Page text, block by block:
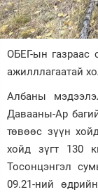
Энтертайнмэнт
Зурхай
ОБЕГ-ын газраас
ажилллагаатай
Албаны
Давааны-Ар
төвөөс зүүн
хойд зүгт 130
Тосонцэнгэл
09.21-ний